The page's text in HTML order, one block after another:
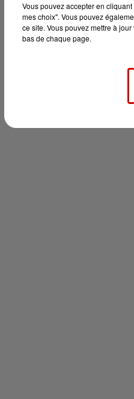
Vous pouvez accepter en
mes choix". Vous pouvez
ce site. Vous pouvez mettre à
bas de chaque page.